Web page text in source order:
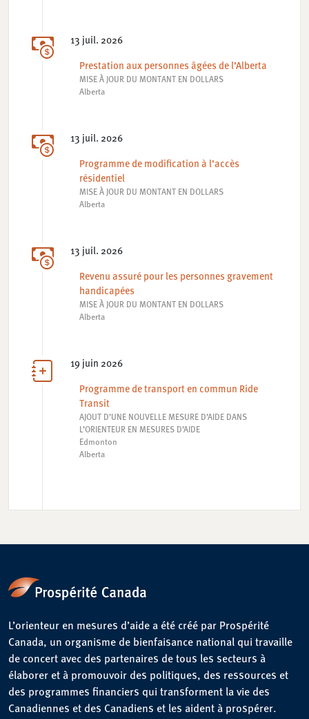
13 juil. 2026
Prestation aux personnes âgées de l’Alberta
MISE À JOUR DU MONTANT EN DOLLARS
Alberta
13 juil. 2026
Programme de modification à l’accès
résidentiel
MISE À JOUR DU MONTANT EN DOLLARS
Alberta
13 juil. 2026
Revenu assuré pour les personnes gravement
handicapées
MISE À JOUR DU MONTANT EN DOLLARS
Alberta
19 juin 2026
Programme de transport en commun Ride
Transit
AJOUT D’UNE NOUVELLE MESURE D’AIDE DANS
L’ORIENTEUR EN MESURES D’AIDE
Edmonton
Alberta
L’orienteur en mesures d’aide a été créé par Prospérité
Canada, un organisme de bienfaisance national qui travaille
de concert avec des partenaires de tous les secteurs à
élaborer et à promouvoir des politiques, des ressources et
des programmes financiers qui transforment la vie des
Canadiennes et des Canadiens et les aident à prospérer.